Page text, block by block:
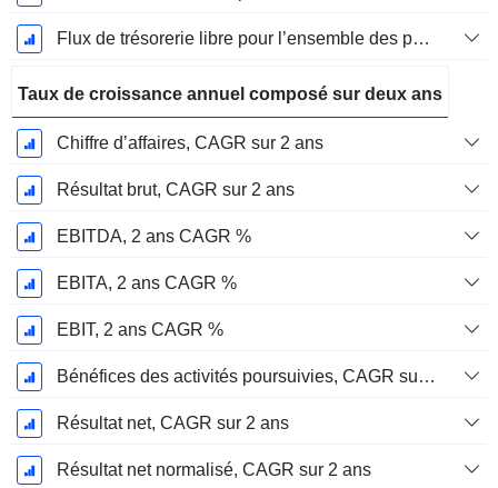
Flux de trésorerie libre pour l’ensemble des pourvoyeurs de fonds (créanciers et actionnaires) FCFF, Croissance 1 an
Taux de croissance annuel composé sur deux ans
Chiffre d’affaires, CAGR sur 2 ans
Résultat brut, CAGR sur 2 ans
EBITDA, 2 ans CAGR %
EBITA, 2 ans CAGR %
EBIT, 2 ans CAGR %
Bénéfices des activités poursuivies, CAGR sur 2 ans
Résultat net, CAGR sur 2 ans
Résultat net normalisé, CAGR sur 2 ans